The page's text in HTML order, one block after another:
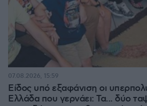
Είδος υπό εξαφάνιση οι
Ελλάδα που γερνάει: Τα... δύο
07.08.2026, 15:59